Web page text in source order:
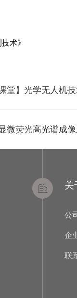
术》
堂】光学无人机
微荧光高光谱成像
关
公
企
联